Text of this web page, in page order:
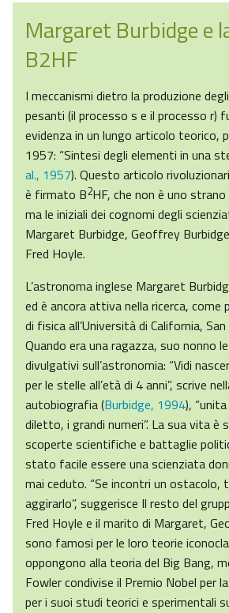
Margaret Burbidge e
B2HF
I meccanismi dietro la produzione
pesanti (il processo s e il processo r)
evidenza in un lungo articolo teorico,
1957: “Sintesi degli elementi in una
al., 1957). Questo articolo
è firmato B2HF, che non è uno
ma le iniziali dei cognomi degli
Margaret Burbidge, Geoffrey
Fred Hoyle.
L’astronoma inglese Margaret
ed è ancora attiva nella ricerca,
di fisica all’Università di California,
Quando era una ragazza, suo nonno
divulgativi sull’astronomia: “Vidi
per le stelle all’età di 4 anni”, scrive
autobiografia (Burbidge, 1994),
diletto, i grandi numeri”. La sua vita è
scoperte scientifiche e battaglie
stato facile essere una scienziata
mai ceduto. “Se incontri un ostacolo,
aggirarlo”, suggerisce Il resto del
Fred Hoyle e il marito di Margaret,
sono famosi per le loro teorie
oppongono alla teoria del Big Bang,
Fowler condivise il Premio Nobel per
per i suoi studi teorici e sperimentali